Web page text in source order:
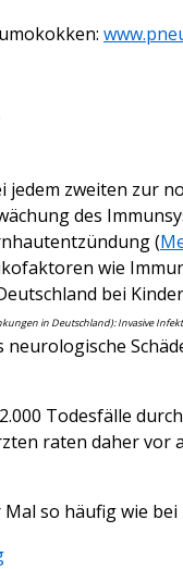
jedem zweiten zur
des
(
wie
bei
in Deutschland): Invasive
Todesfälle
raten daher
Mal so häufig wie